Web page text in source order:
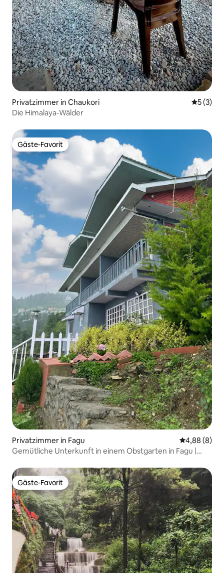
Privatzimmer in Chaukori
5 (3)
Die Himalaya-Wälder
Gäste-Favorit
Gäste-Favorit
Privatzimmer in Fagu
4,88 (8)
Gemütliche Unterkunft in einem Obstgarten in Fagu |
Gäste-Favorit
Gäste-Favorit